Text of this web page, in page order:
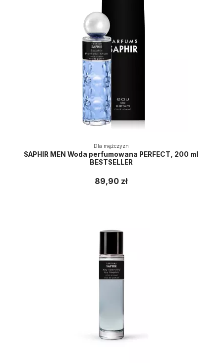
Dla mężczyzn
SAPHIR MEN Woda perfumowana PERFECT, 200 ml
BESTSELLER
89,90 zł